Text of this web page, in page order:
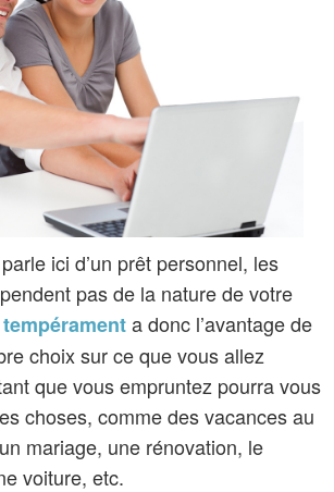
ici d’un prêt personnel, les
pas de la nature de votre
a donc l’avantage de
choix sur ce que vous allez
que vous empruntez pourra vous
choses, comme des vacances au
mariage, une rénovation, le
voiture, etc.